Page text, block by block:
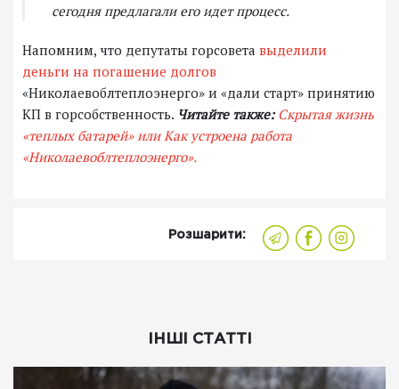
сегодня предлагали его идет процесс.
Напомним, что депутаты горсовета выделили
деньги на погашение долгов
«Николаевоблтеплоэнерго» и «дали старт» принятию
КП в горсобственность. Читайте также: Скрытая жизнь
«теплых батарей» или Как устроена работа
«Николаевоблтеплоэнерго».
Розшарити:
ІНШІ СТАТТІ